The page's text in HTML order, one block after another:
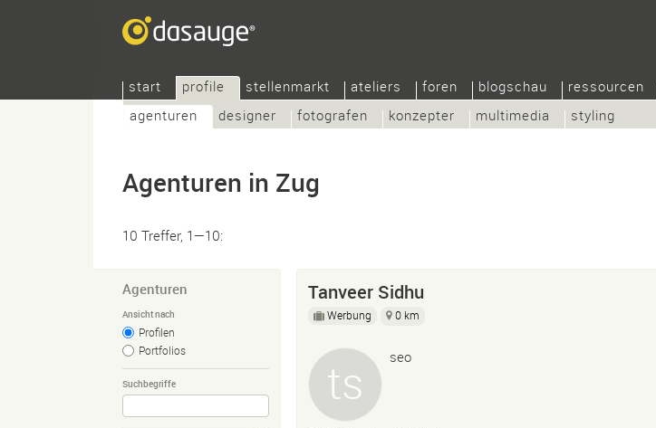
start
profile
agenturen
designer fotografen konzepter multimedia styling
stellenmarkt ateliers foren blogschau ressourcen
Agenturen in Zug
10 Treffer, 1—10:
Agenturen
Ansicht nach
Profilen
Portfolios
Suchbegriffe
Tanveer Sidhu
Werbung 0 km
seo